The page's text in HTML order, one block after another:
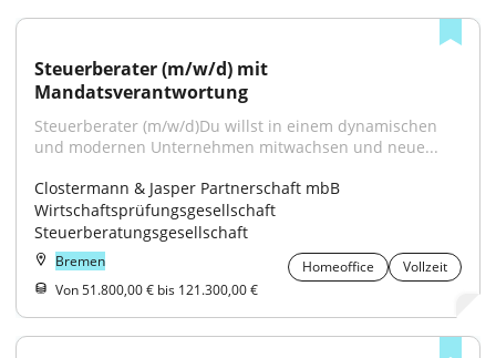
Steuerberater (m/w/d) mit
Mandatsverantwortung
Steuerberater (m/w/d)Du willst in einem dynamischen
und modernen Unternehmen mitwachsen und neue...
Clostermann & Jasper Partnerschaft mbB
Wirtschaftsprüfungsgesellschaft
Steuerberatungsgesellschaft
Bremen Homeoffice
Vollzeit
Von 51.800,00 € bis 121.300,00 €